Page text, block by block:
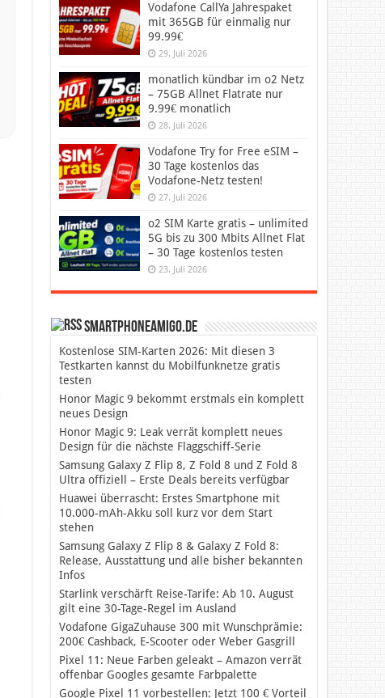
Vodafone CallYa Jahrespaket
mit 365GB für einmalig nur
99.99€
29. Juli 2026
monatlich kündbar im o2 Netz
– 75GB Allnet Flatrate nur
9.99€ monatlich
28. Juli 2026
Vodafone Try for Free eSIM –
30 Tage kostenlos das
Vodafone-Netz testen!
27. Juli 2026
o2 SIM Karte gratis – unlimited
5G bis zu 300 Mbits Allnet Flat
– 30 Tage kostenlos testen
23. Juli 2026
SmartphoneAmigo.de
Kostenlose SIM-Karten 2026: Mit diesen 3
Testkarten kannst du Mobilfunknetze gratis
testen
Honor Magic 9 bekommt erstmals ein komplett
neues Design
Honor Magic 9: Leak verrät komplett neues
Design für die nächste Flaggschiff-Serie
Samsung Galaxy Z Flip 8, Z Fold 8 und Z Fold 8
Ultra offiziell – Erste Deals bereits verfügbar
Huawei überrascht: Erstes Smartphone mit
10.000-mAh-Akku soll kurz vor dem Start
stehen
Samsung Galaxy Z Flip 8 & Galaxy Z Fold 8:
Release, Ausstattung und alle bisher bekannten
Infos
Starlink verschärft Reise-Tarife: Ab 10. August
gilt eine 30-Tage-Regel im Ausland
Vodafone GigaZuhause 300 mit Wunschprämie:
200€ Cashback, E-Scooter oder Weber Gasgrill
Pixel 11: Neue Farben geleakt – Amazon verrät
offenbar Googles gesamte Farbpalette
Google Pixel 11 vorbestellen: Jetzt 100 € Vorteil